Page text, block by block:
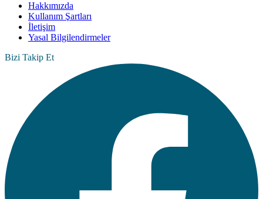
Hakkımızda
Kullanım Şartları
İletişim
Yasal Bilgilendirmeler
Bizi Takip Et